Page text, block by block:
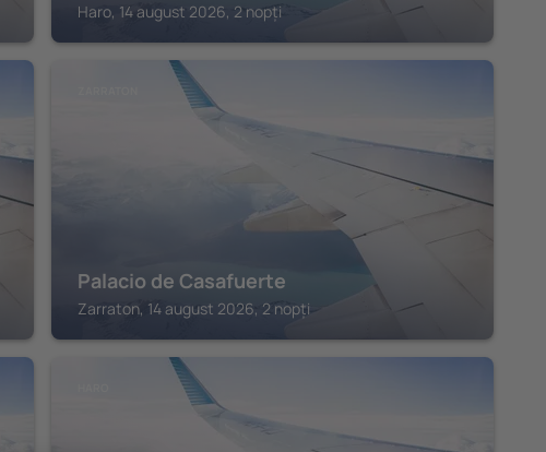
Haro, 14 august 2026, 2 nopți
Palacio de Casafuerte
Zarraton, 14 august 2026, 2 nopți